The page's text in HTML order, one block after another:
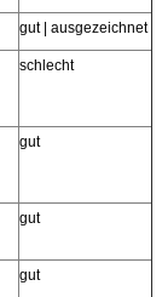
gut | ausgezeichnet
schlecht
gut
gut
gut